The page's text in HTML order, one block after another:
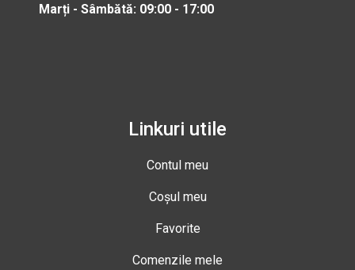
Marți - Sâmbătă: 09:00 - 17:00
Linkuri utile
Contul meu
Coșul meu
Favorite
Comenzile mele